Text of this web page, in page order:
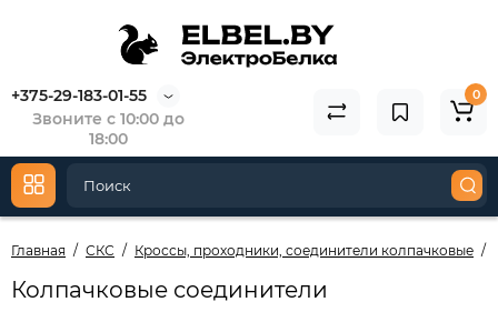
+375-29-183-01-55
Звоните с 10:00 до
18:00
0
Главная СКС Кроссы, проходники, соединители колпачковые
Колпачковые соединители